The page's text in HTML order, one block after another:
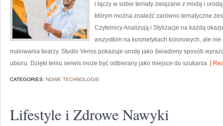
i łączy w sobie tematy związane z modą i
którym można znaleźć zarówno tematyczne
Czytelnicy Analizują i Stylizacje na każdą
wszystkim na kosmetykach kolorowych, ale
malowania twarzy. Studio Veriss pokazuje urodę jako świadomy sposób
ubioru. Dzięki temu serwis może być odbierany jako miejsce do szukania [
CATEGORIES: NOWE TECHNOLOGIE
Lifestyle i Zdrowe Nawyki